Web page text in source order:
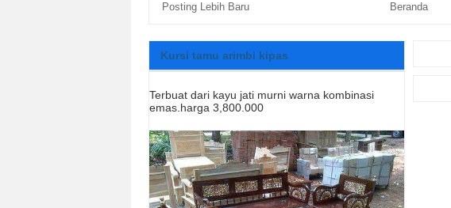
Posting Lebih Baru Beranda
Kursi tamu arimbi kipas
Terbuat dari kayu jati murni warna kombinasi
emas.harga 3,800.000